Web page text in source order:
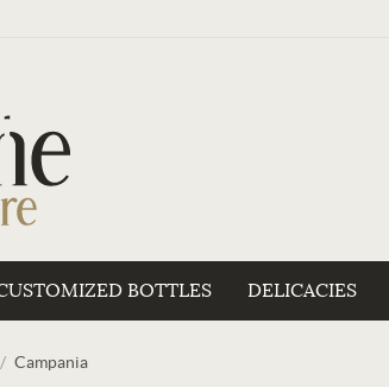
BOTTLES DELICACIES
/ Campania